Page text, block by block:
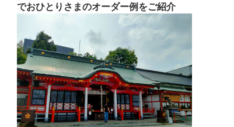
でおひとりさまのオーダー例をご紹介